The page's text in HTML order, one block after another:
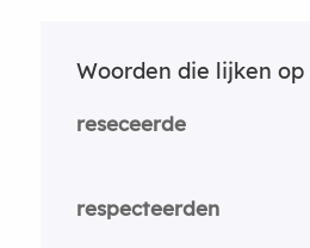
Woorden die lijken op
reseceerde
respecteerden